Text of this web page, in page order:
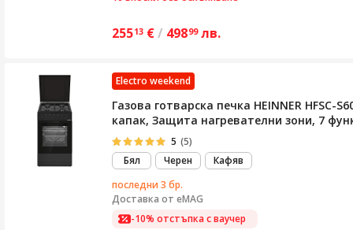
25513 €/ 49899 лв.
Electro weekend
Газова готварска печка HEINNER
капак, Защита нагревателни зони, 7
5 (5)
Бял
Черен
Кафяв
последни 3 бр.
Доставка от eMAG
-10% отстъпка с ваучер